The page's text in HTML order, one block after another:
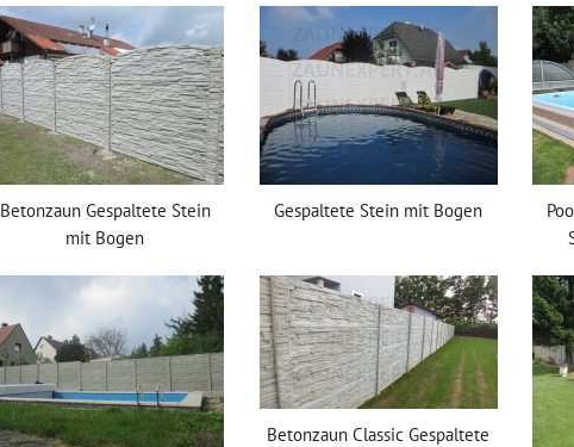
Betonzaun Gespaltete Stein
mit Bogen
Gespaltete Stein mit Bogen
Betonzaun Classic Gespaltete